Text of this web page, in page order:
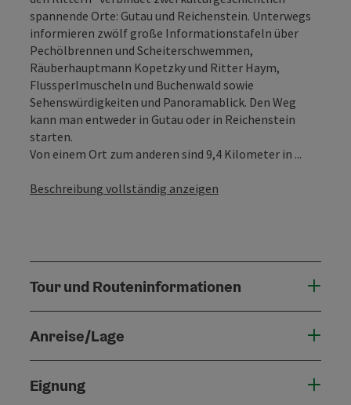
spannende Orte: Gutau und Reichenstein. Unterwegs
informieren zwölf große Informationstafeln über
Pechölbrennen und Scheiterschwemmen,
Räuberhauptmann Kopetzky und Ritter Haym,
Flussperlmuscheln und Buchenwald sowie
Sehenswürdigkeiten und Panoramablick. Den Weg
kann man entweder in Gutau oder in Reichenstein
starten.
Von einem Ort zum anderen sind 9,4 Kilometer in ...
Beschreibung vollständig anzeigen
Tour und Routeninformationen
Anreise/Lage
Eignung